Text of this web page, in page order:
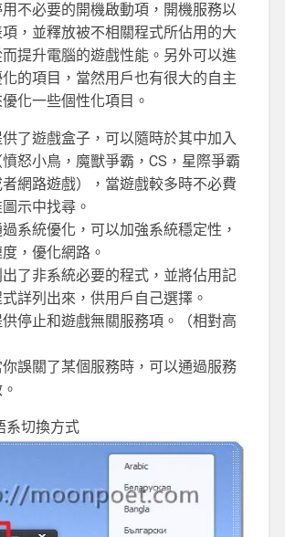
不必要的開機啟動項，開機服務以
，並釋放被不相關程式所佔用的大
提升電腦的遊戲性能。另外可以進
的項目，當然用戶也有很大的自主
化一些個性化項目。
了遊戲盒子，可以隨時於其中加入
怒小鳥，魔獸爭霸，CS，星際爭霸
網路遊戲），當遊戲較多時不必費
示中找尋。
系統優化，可以加強系統穩定性，
，優化網路。
了非系統必要的程式，並將佔用記
詳列出來，供用戶自己選擇。
停止和遊戲無關服務項。（相對高
誤關了某個服務時，可以通過服務
系切換方式